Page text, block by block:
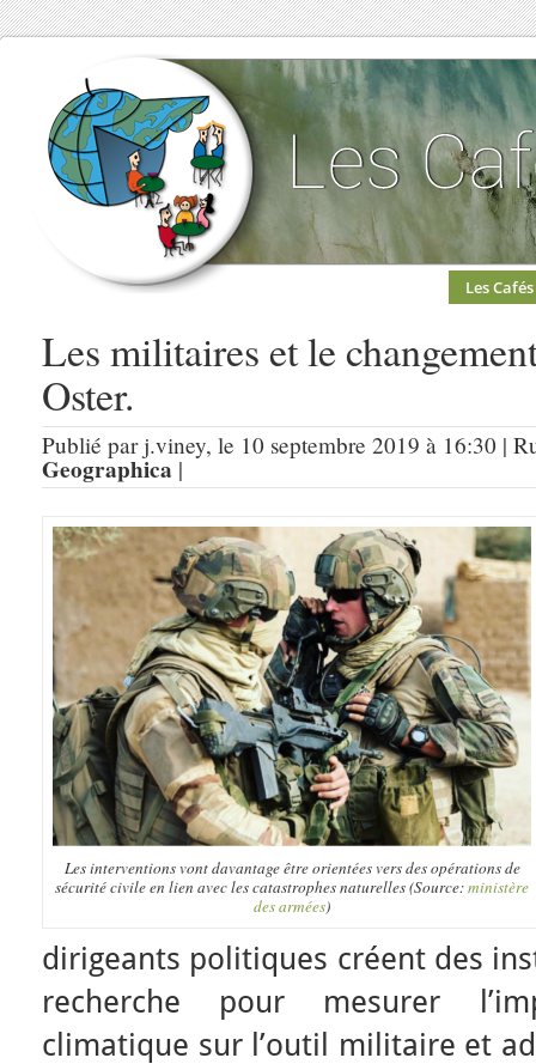
Les Cafés
Les militaires et le
Oster.
Publié par j.viney, le 10 septembre 2019 à 16:30 |
Geographica |
Les interventions vont davantage être orientées vers des opérations de
sécurité civile en lien avec les catastrophes naturelles (Source:ministère
des armées)
dirigeants politiques créent des
recherche pour mesurer
climatique sur l’outil militaire et